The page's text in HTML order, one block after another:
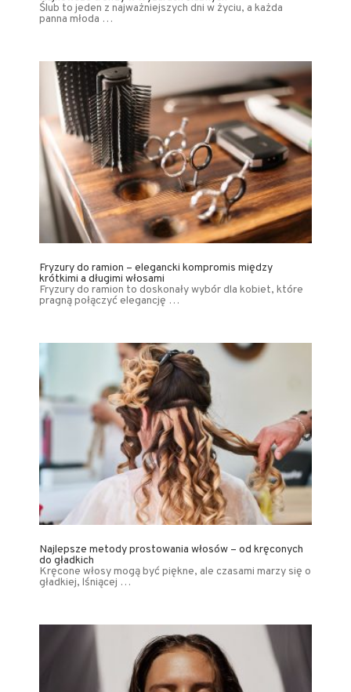
Ślub to jeden z najważniejszych dni w życiu, a każda
panna młoda …
Fryzury do ramion – elegancki kompromis między
krótkimi a długimi włosami
Fryzury do ramion to doskonały wybór dla kobiet, które
pragną połączyć elegancję …
Najlepsze metody prostowania włosów – od kręconych
do gładkich
Kręcone włosy mogą być piękne, ale czasami marzy się o
gładkiej, lśniącej …